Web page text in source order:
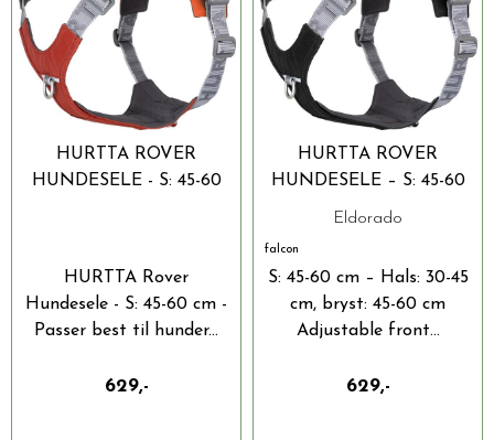
HURTTA ROVER
HUNDESELE - S: 45-60
HURTTA Rover
Hundesele - S: 45-60 cm -
Passer best til hunder...
629,-
HURTTA ROVER
HUNDESELE – S: 45-60
CM
Eldorado
falcon
S: 45-60 cm – Hals: 30-45
cm, bryst: 45-60 cm
Adjustable front...
629,-